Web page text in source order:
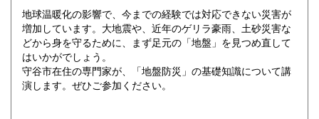
地球温暖化の影響で、今までの経験では対応できない災害が
増加しています。大地震や、近年のゲリラ豪雨、土砂災害な
どから身を守るために、まず足元の「地盤」を見つめ直して
はいかがでしょう。
守谷市在住の専門家が、「地盤防災」の基礎知識について講
演します。ぜひご参加ください。